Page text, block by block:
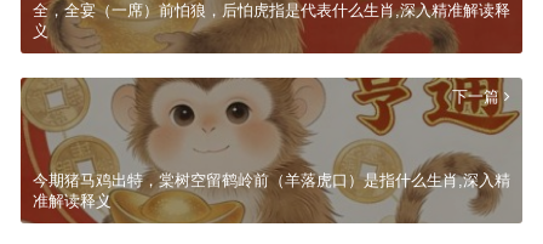
全，全宴（一席）前怕狼，后怕虎指是代表什么生肖,深入精准解读释
义
下一篇
今期猪马鸡出特，棠树空留鹤岭前（羊落虎口）是指什么生肖,深入精
准解读释义